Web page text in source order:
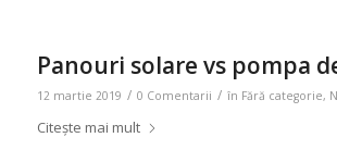
Panouri solare vs pompa
12 martie 2019 / 0 Comentarii / în Fără categorie,
Citește mai mult